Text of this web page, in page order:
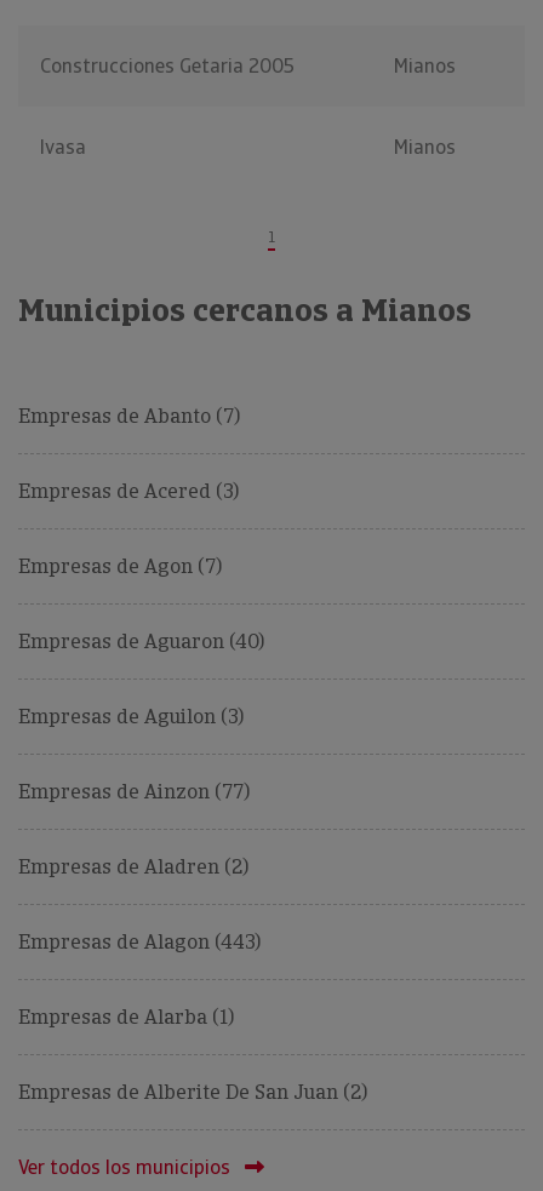
Construcciones Getaria 2005 Mianos
Ivasa Mianos
1
Municipios cercanos a Mianos
Empresas de Abanto (7)
Empresas de Acered (3)
Empresas de Agon (7)
Empresas de Aguaron (40)
Empresas de Aguilon (3)
Empresas de Ainzon (77)
Empresas de Aladren (2)
Empresas de Alagon (443)
Empresas de Alarba (1)
Empresas de Alberite De San Juan (2)
Ver todos los municipios